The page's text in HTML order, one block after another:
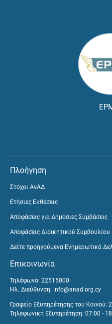
Πλοήγηση
Στόχοι ΑνΑΔ
Ετήσιες Εκθέσεις
Αποφάσεις για Δημόσιες Συμβάσεις
Αποφάσεις Διοικητικού Συμβουλίου
Δείτε προηγούμενα Ενημερωτικά
Επικοινωνία
Τηλέφωνο: 22515000
Ηλ. Διεύθυνση: info@anad.org.cy
Γραφείο Εξυπηρέτησης του Κοινού:
Τηλεφωνική Εξυπηρέτηση: 07:00 -